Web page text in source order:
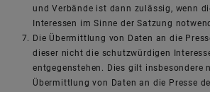
und Verbände ist dann zulässig, wenn
Interessen im Sinne der Satzung
Die Übermittlung von Daten an die
dieser nicht die schutzwürdigen
entgegenstehen. Dies gilt insbesondere
Übermittlung von Daten an die Presse